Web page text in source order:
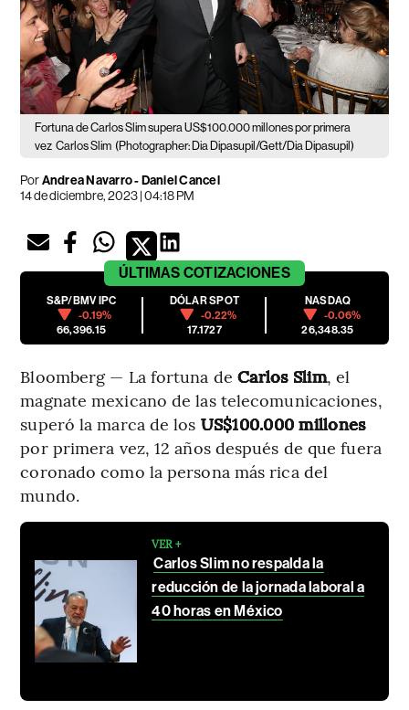
Fortuna de Carlos Slim supera US$100.000 millones por primera
vez Carlos Slim (Photographer: Dia Dipasupil/Gett/Dia Dipasupil)
PorAndrea Navarro - Daniel Cancel
14 de diciembre, 2023 | 04:18 PM
ÚLTIMAS COTIZACIONES
S&P/BMV IPC
-0.19%
66,396.15
DÓLAR SPOT
-0.22%
17.1727
NASDAQ
-0.06%
26,348.35
Bloomberg — La fortuna de Carlos Slim, el
magnate mexicano de las telecomunicaciones,
superó la marca de los US$100.000 millones
por primera vez, 12 años después de que fuera
coronado como la persona más rica del
mundo.
VER +
Carlos Slim no respalda la
reducción de la jornada laboral a
40 horas en México